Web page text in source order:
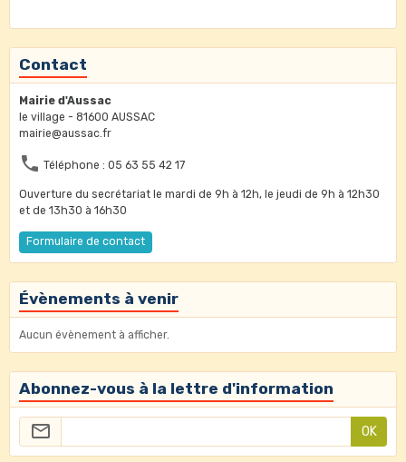
Contact
Mairie d'Aussac
le village - 81600 AUSSAC
mairie@aussac.fr
Téléphone : 05 63 55 42 17
Ouverture du secrétariat le mardi de 9h à 12h, le jeudi de 9h à 12h30
et de 13h30 à 16h30
Formulaire de contact
Évènements à venir
Aucun évènement à afficher.
Abonnez-vous à la lettre d'information
OK